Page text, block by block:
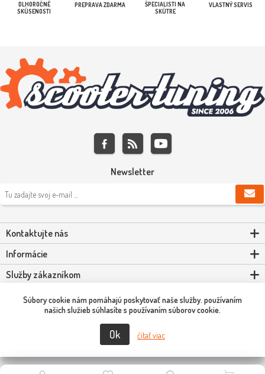
DLHOROČNÉ
SKÚSENOSTI
PREPRAVA ZDARMA
ŠPECIALISTI NA
SKÚTRE
VLASTNÝ SERVIS
Newsletter
Kontaktujte nás
Informácie
Služby zákazníkom
Môj účet
Copyright © 2026 Scooter-Tuning SK. Všetky práva vyhradené.
Súbory cookie nám pomáhajú poskytovať naše služby. používaním
našich služieb súhlasíte s používaním súborov cookie.
Ok čítať viac